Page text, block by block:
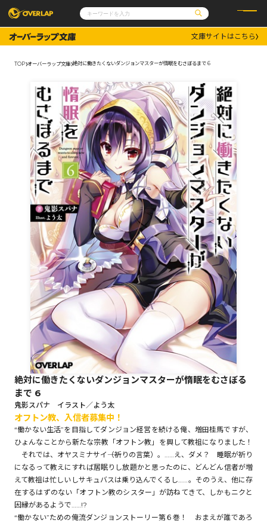
コミックガルド
コミッククリエ
文庫
ノベルス
その他
コミックエッセイ
ポケットモンスター
アニメ
ゲーム
通販・NEWS
OVERLAP STORE
オーバーラップ広報室
企業
会社概要
採用情報
アクセス
オーバーラップホールディングス
お問い合わせはこちら
オーバーラップ文庫
オーバーラップノベルス
オーバーラップノベルスf
ロサージュノベルス
コミックガルド
コミッククリエ
リキューレ
コミックパルフェ
文庫サイトはこちら
TOP オーバーラップ文庫 絶対に働きたくないダンジョンマスターが惰眠をむさぼるまで 6
絶対に働きたくないダンジョンマスターが惰眠をむさぼる
まで 6
鬼影スパナ イラスト／よう太
オフトン教、入信者募集中！
“働かない生活”を目指してダンジョン経営を続ける俺、増田桂馬ですが、
ひょんなことから新たな宗教「オフトン教」を興して教祖になりました！
それでは、オヤスミナサイ――（祈りの言葉）。……え、ダメ？ 睡眠が祈り
になるって教えにすれば居眠りし放題かと思ったのに、どんどん信者が増
えて教祖は忙しいしサキュバスは乗り込んでくるし……。そのうえ、他に存
在するはずのない「オフトン教のシスター」が訪ねてきて、しかもニクと
因縁があるようで……!?
“働かない”ための俺流ダンジョンストーリー第６巻！ おまえが誰であろ